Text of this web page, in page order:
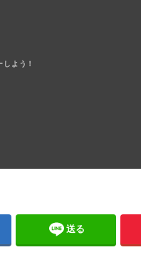
送る